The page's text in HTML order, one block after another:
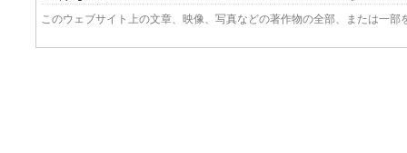
このウェブサイト上の文章、映像、写真などの著作物の全部、または一